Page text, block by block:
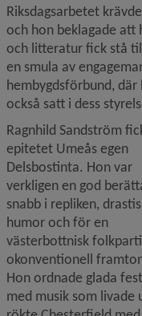
Riksdagsarbetet
och hon beklagade att
och litteratur fick stå
en smula av
hembygdsförbund,
också satt i dess
Ragnhild Sandström
epitetet Umeås egen
Delsbostinta. Hon var
verkligen en god
snabb i repliken,
humor och för en
västerbottnisk
okonventionell
Hon ordnade glada
med musik som livade